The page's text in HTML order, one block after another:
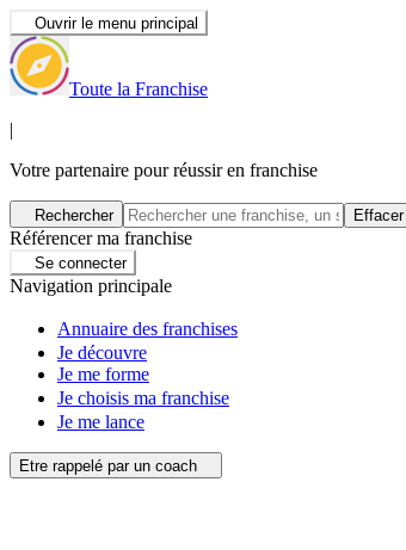
Ouvrir le menu principal
Toute la Franchise
|
Votre partenaire pour réussir en franchise
Rechercher Effacer
Référencer ma franchise
Se connecter
Navigation principale
Annuaire des franchises
Je découvre
Je me forme
Je choisis ma franchise
Je me lance
Etre rappelé par un coach